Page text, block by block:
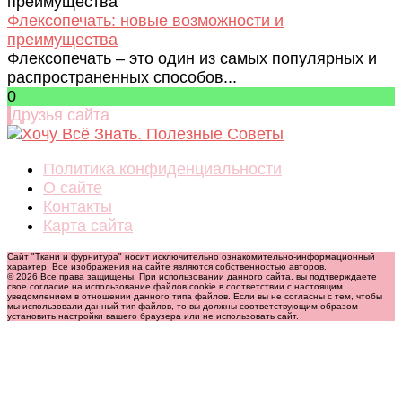
Флексопечать: новые возможности и
преимущества
Флексопечать – это один из самых популярных и
распространенных способов...
0
Друзья сайта
Политика конфиденциальности
О сайте
Контакты
Карта сайта
Сайт "Ткани и фурнитура" носит исключительно ознакомительно-информационный
характер. Все изображения на сайте являются собственностью авторов.
© 2026 Все права защищены. При использовании данного сайта, вы подтверждаете
свое согласие на использование файлов cookie в соответствии с настоящим
уведомлением в отношении данного типа файлов. Если вы не согласны с тем, чтобы
мы использовали данный тип файлов, то вы должны соответствующим образом
установить настройки вашего браузера или не использовать сайт.